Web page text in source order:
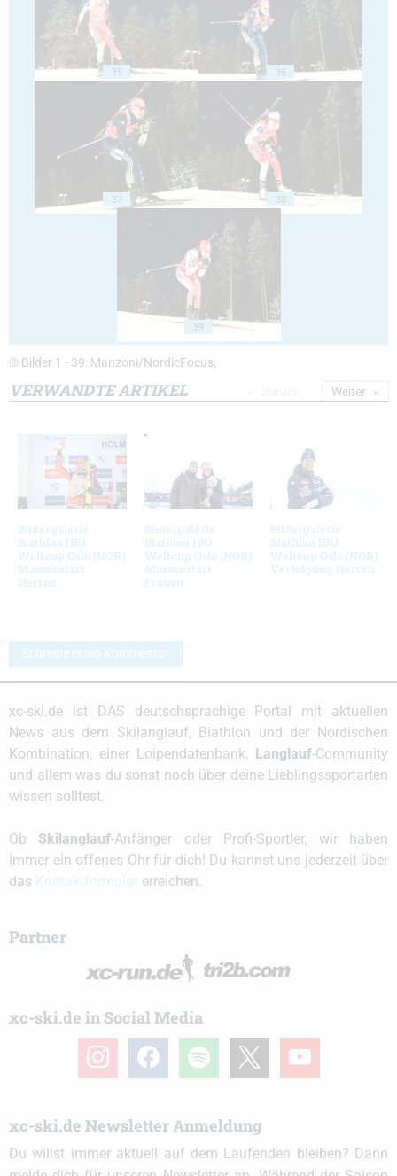
35 36
37 38
39
© Bilder 1 - 39: Manzoni/NordicFocus;
VERWANDTE ARTIKEL
Bildergalerie
Biathlon IBU
Weltcup Oslo (NOR)
Massenstart
Herren
Bildergalerie
Biathlon IBU
Weltcup Oslo (NOR)
Massenstart
Frauen
Bildergalerie
Biathlon IBU
Weltcup Oslo (NOR)
Verfolgung Herren
Weiter
Schreibe einen Kommentar
xc-ski.de ist DAS deutschsprachige Portal mit aktuellen
News aus dem Skilanglauf, Biathlon und der Nordischen
Kombination, einer Loipendatenbank,
Langlauf-Community
und allem was du sonst noch über deine Lieblingssportarten
wissen solltest.
Ob Skilanglauf-Anfänger oder Profi-Sportler, wir haben
immer ein offenes Ohr für dich! Du kannst uns jederzeit über
das
erreichen.
Partner
xc-ski.de in Social Media
instagramfacebook spotify youtube
xc-ski.de Newsletter Anmeldung
Du willst immer aktuell auf dem Laufenden bleiben? Dann